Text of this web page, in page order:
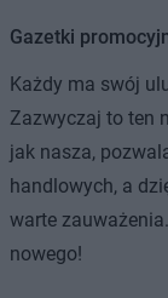
Gazetki
Każdy ma swój
Zazwyczaj to ten
jak nasza,
handlowych, a
warte
nowego!